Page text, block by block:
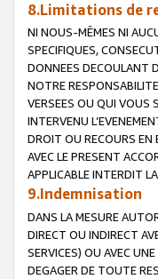
8.Limitations de
NI NOUS-MÊMES NI
SPECIFIQUES,
DONNEES DECOULANT
NOTRE
VERSEES OU QUI VOUS
INTERVENU
DROIT OU RECOURS EN
AVEC LE PRESENT
APPLICABLE INTERDIT
9.Indemnisation
DANS LA MESURE
DIRECT OU INDIRECT
SERVICES) OU AVEC
DEGAGER DE TOUTE